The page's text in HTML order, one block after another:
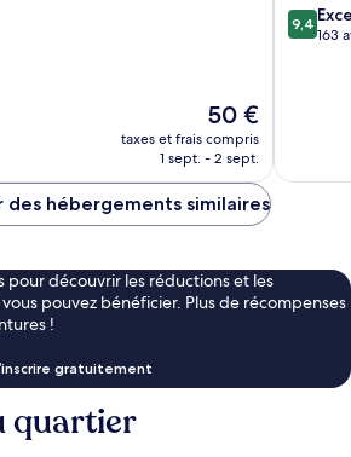
Le
nouveau
prix
de
50 €
taxes et frais compris
1 sept. - 2 sept.
9.4
sur
9,4
163
des hébergements similaires
pour découvrir les réductions et les
pouvez bénéficier. Plus de récompenses
!
gratuitement
quartier